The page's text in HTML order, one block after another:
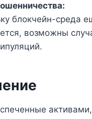
блокчейн-среда
возможны
активами,